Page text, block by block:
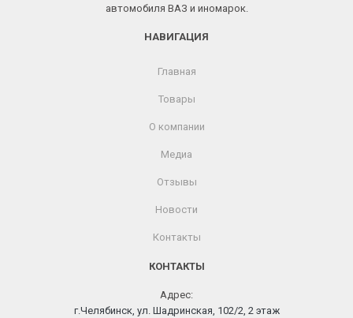
автомобиля ВАЗ и иномарок.
НАВИГАЦИЯ
Главная
Товары
О компании
Медиа
Отзывы
Новости
Контакты
КОНТАКТЫ
Адрес:
г.Челябинск, ул. Шадринская, 102/2, 2 этаж